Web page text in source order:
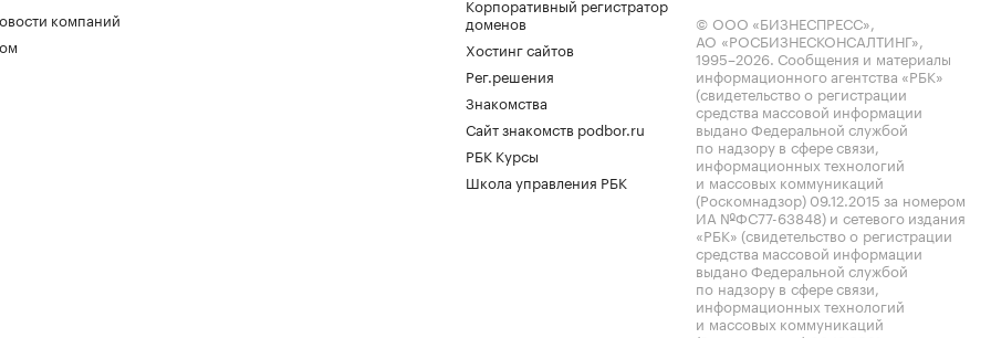
компаний
Корпоративный регистратор
доменов
Хостинг сайтов
Рег.решения
Знакомства
Сайт знакомств podbor.ru
РБК Курсы
Школа управления РБК
© ООО «БИЗНЕСПРЕСС»,
АО «РОСБИЗНЕСКОНСАЛТИНГ»,
1995–2026. Сообщения и материалы
информационного агентства «РБК»
(свидетельство о регистрации
средства массовой информации
выдано Федеральной службой
по надзору в сфере связи,
информационных технологий
и массовых коммуникаций
(Роскомнадзор) 09.12.2015 за номером
ИА №ФС77-63848) и сетевого издания
«РБК» (свидетельство о регистрации
средства массовой информации
выдано Федеральной службой
по надзору в сфере связи,
информационных технологий
и массовых коммуникаций